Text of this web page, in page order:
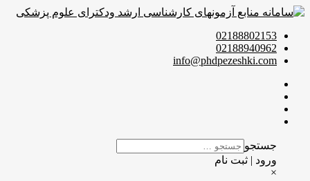
02188802153
02188940962
info@phdpezeshki.com
جستجو
ورود | ثبت نام
×